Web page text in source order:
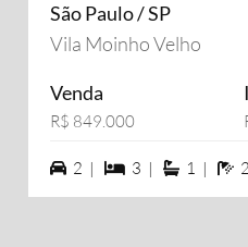
São Paulo / SP
Vila Moinho Velho
Venda
R$ 849.000
2 vagas na garagem
2 | 3 dormiórios
3 | 1 suítes
1 | 2